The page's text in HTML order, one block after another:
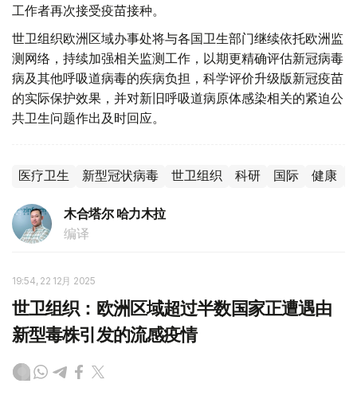
工作者再次接受疫苗接种。
世卫组织欧洲区域办事处将与各国卫生部门继续依托欧洲监
测网络，持续加强相关监测工作，以期更精确评估新冠病毒
病及其他呼吸道病毒的疾病负担，科学评价升级版新冠疫苗
的实际保护效果，并对新旧呼吸道病原体感染相关的紧迫公
共卫生问题作出及时回应。
医疗卫生 新型冠状病毒 世卫组织 科研 国际 健康
木合塔尔 哈力木拉
编译
19:54, 22 12月 2025
世卫组织：欧洲区域超过半数国家正遭遇由
新型毒株引发的流感疫情